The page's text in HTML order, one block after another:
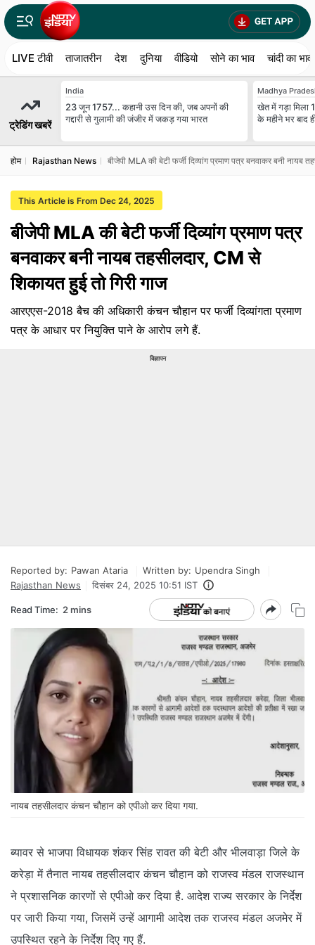
LIVE टीवी ताजातरीन देश दुनिया वीडियो सोने का भाव चांदी का भाव
ट्रेडिंग खबरें
India
23 जून 1757... कहानी उस दिन की, जब अपनों की
गद्दारी से गुलामी की जंजीर में जकड़ गया भारत
Madhya
खेत में गड़ा मिला
के महीने भर बाद
होम Rajasthan News बीजेपी MLA की बेटी फर्जी द‍िव्‍यांग प्रमाण पत्र बनवाकर बनी नायब
This Article is From Dec 24, 2025
बीजेपी MLA की बेटी फर्जी द‍िव्‍यांग प्रमाण पत्र
बनवाकर बनी नायब तहसीलदार, CM से
श‍िकायत हुई तो गिरी गाज
आरएएस-2018 बैच की अधिकारी कंचन चौहान पर फर्जी दिव्यांगता प्रमाण
पत्र के आधार पर नियुक्ति पाने के आरोप लगे हैं.
विज्ञापन
Reported by: Pawan Ataria Written by: Upendra Singh
Rajasthan News
दिसंबर 24, 2025 10:51 IST
Read Time: 2 mins
नायब तहसीलदार कंचन चौहान को एपीओ कर दिया गया.
ब्यावर से भाजपा विधायक शंकर सिंह रावत की बेटी और भीलवाड़ा जिले के
करेड़ा में तैनात नायब तहसीलदार कंचन चौहान को राजस्व मंडल राजस्थान
ने प्रशासनिक कारणों से एपीओ कर दिया है. आदेश राज्य सरकार के निर्देश
पर जारी किया गया, जिसमें उन्हें आगामी आदेश तक राजस्व मंडल अजमेर में
उपस्थित रहने के निर्देश दिए गए हैं.